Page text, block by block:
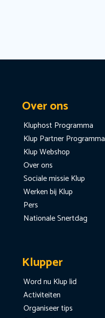
Over ons
Kluphost Programma
Klup Partner Programma
Klup Webshop
Over ons
Sociale missie Klup
Werken bij Klup
Pers
Nationale Snertdag
Klupper
Word nu Klup lid
Activiteiten
Organiseer tips